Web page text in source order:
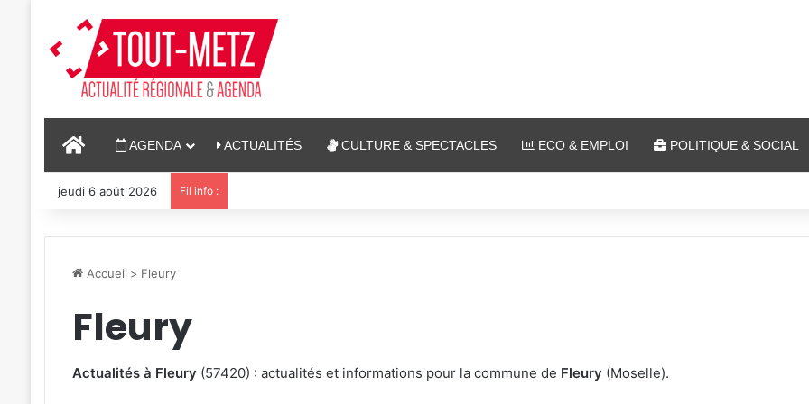
ACCUEILAGENDA ACTUALITÉS CULTURE & SPECTACLES ECO & EMPLOI POLITIQUE & SOCIAL
jeudi 6 août 2026 Fil info :
Accueil > Fleury
Fleury
Actualités à Fleury (57420) : actualités et informations pour la commune de Fleury (Moselle).